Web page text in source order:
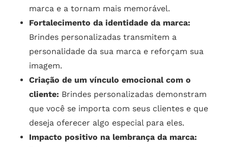
marca e a tornam mais memorável.
Fortalecimento da identidade da marca:
Brindes personalizadas transmitem a
personalidade da sua marca e reforçam sua
imagem.
Criação de um vínculo emocional com o
cliente: Brindes personalizadas demonstram
que você se importa com seus clientes e que
deseja oferecer algo especial para eles.
Impacto positivo na lembrança da marca: